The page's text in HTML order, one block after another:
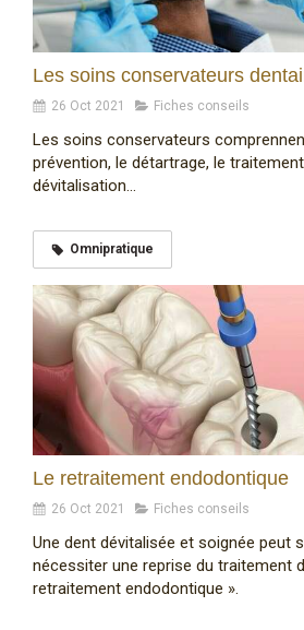
Les soins conservateurs
26 Oct 2021 Fiches conseils
Les soins conservateurs
prévention, le détartrage, le
dévitalisation...
Omnipratique
Le retraitement endodontique
26 Oct 2021 Fiches conseils
Une dent dévitalisée et soignée peut
nécessiter une reprise du traitement
retraitement endodontique ».